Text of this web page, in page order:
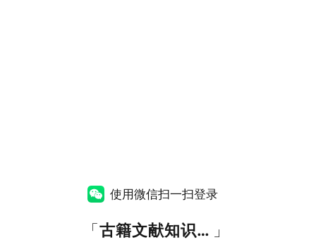
使用微信扫一扫登录
「 古籍文献知识图谱网 」